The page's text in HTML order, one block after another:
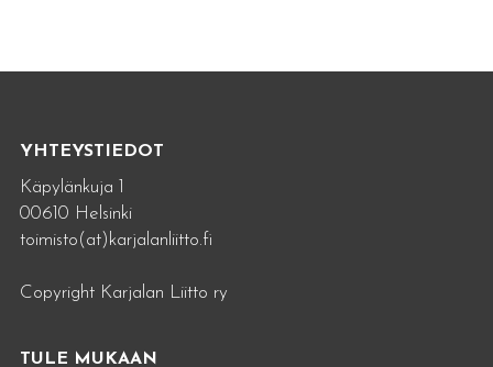
YHTEYSTIEDOT
Käpylänkuja 1
00610 Helsinki
toimisto(at)karjalanliitto.fi
Copyright Karjalan Liitto ry
TULE MUKAAN